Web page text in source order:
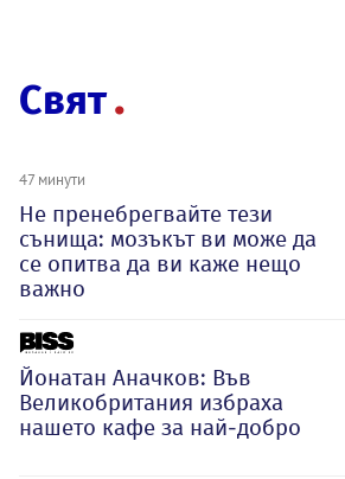
Свят
47 минути
Не пренебрегвайте тези
сънища: мозъкът ви може да
се опитва да ви каже нещо
важно
Йонатан Аначков: Във
Великобритания избраха
нашето кафе за най-добро